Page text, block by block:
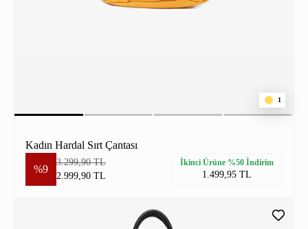
1
Kadın Hardal Sırt Çantası
%9
3.299,90 TL
2.999,90 TL
İkinci Ürüne %50 İndirim
1.499,95 TL